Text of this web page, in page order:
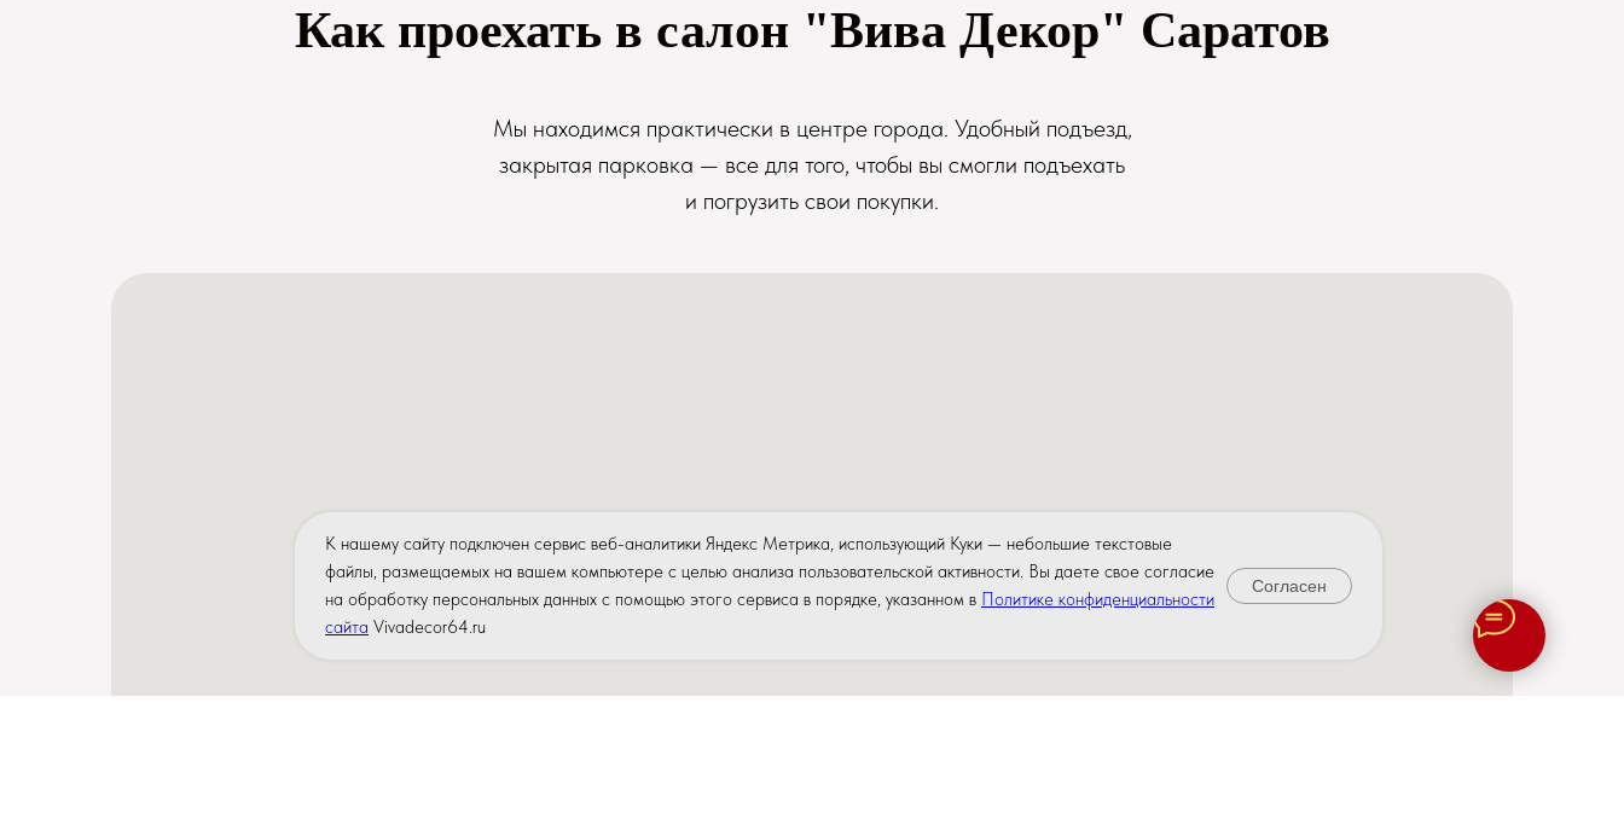
К нашему сайту подключен сервис веб-аналитики Яндекс Метрика, использующий Куки — небольшие текстовые
файлы, размещаемых на вашем компьютере с целью анализа пользовательской активности. Вы даете свое согласие
на обработку персональных данных с помощью этого сервиса в порядке, указанном в Политике конфиденциальности
сайта Vivadecor64.ru
Согласен
Как проехать в салон "Вива Декор" Саратов
Мы находимся практически в центре города. Удобный подъезд,
закрытая парковка — все для того, чтобы вы смогли подъехать
и погрузить свои покупки.